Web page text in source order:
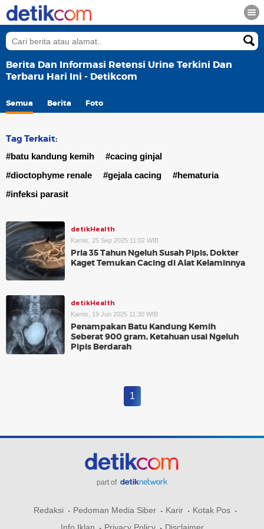
Berita Dan Informasi Retensi Urine Terkini Dan
Terbaru Hari Ini - Detikcom
Semua Berita Foto
Tag Terkait:
#batu kandung kemih
#cacing ginjal
#dioctophyme renale
#gejala cacing
#hematuria
#infeksi parasit
detikHealth
Kamis, 25 Sep 2025 11:02 WIB
Pria 35 Tahun Ngeluh Susah Pipis, Dokter
Kaget Temukan Cacing di Alat Kelaminnya
detikHealth
Kamis, 19 Jun 2025 11:30 WIB
Penampakan Batu Kandung Kemih
Seberat 900 gram, Ketahuan usai Ngeluh
Pipis Berdarah
1
part of
Redaksi Pedoman Media Siber Karir
Kotak Pos